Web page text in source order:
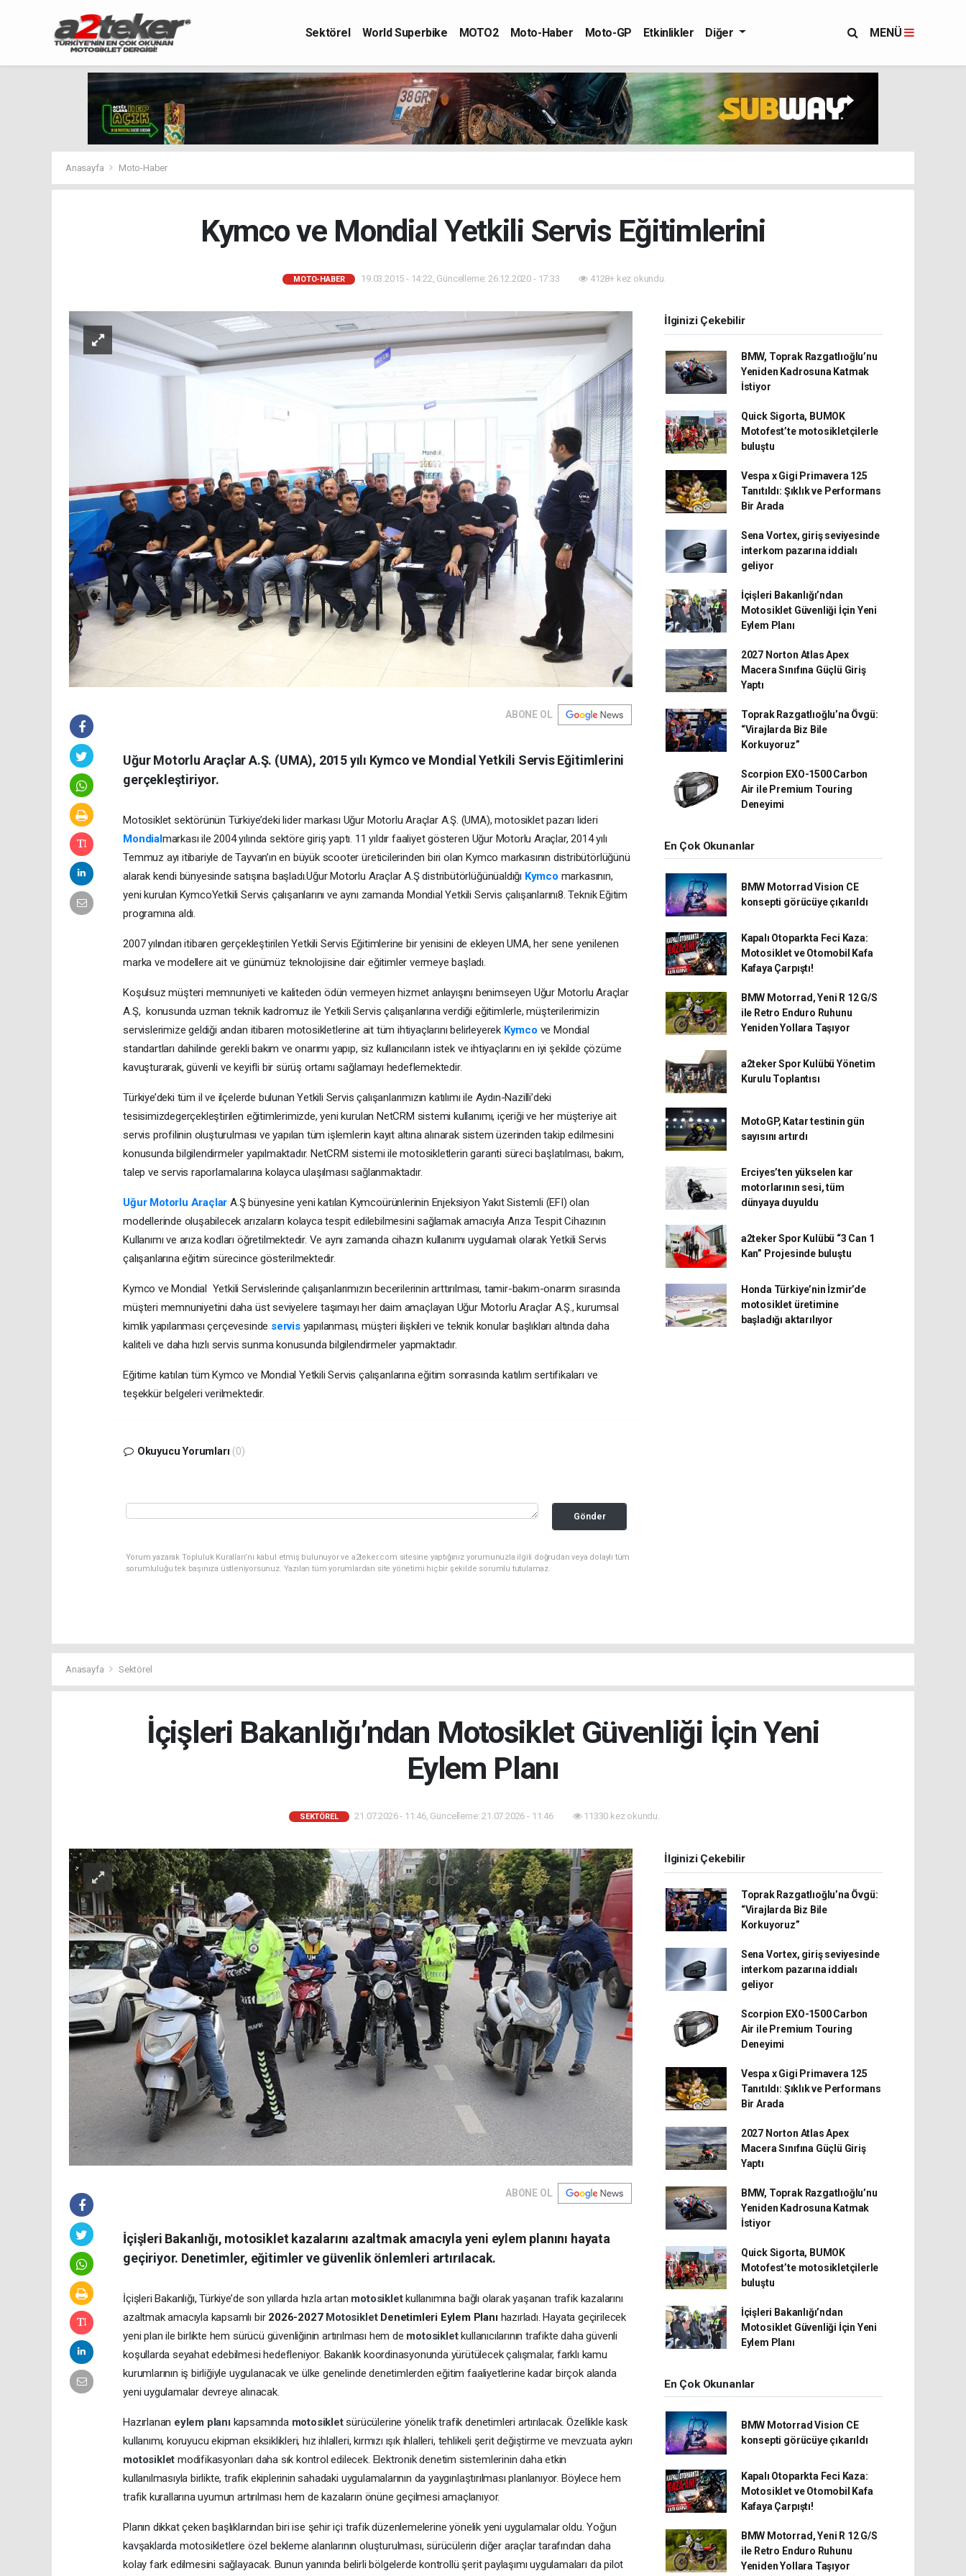
Sektörel World Superbike MOTO2 Moto-Haber Moto-GP Etkinlikler Diğer MENÜ
Anasayfa Moto-Haber
Kymco ve Mondial Yetkili Servis Eğitimlerini
MOTO-HABER 19.03.2015 - 14:22, Güncelleme: 26.12.2020 - 17:33 4128+ kez okundu.
ABONE OL
Uğur Motorlu Araçlar A.Ş. (UMA), 2015 yılı Kymco ve Mondial Yetkili Servis Eğitimlerini
gerçekleştiriyor.
Motosiklet sektörünün Türkiye’deki lider markası Uğur Motorlu Araçlar A.Ş. (UMA), motosiklet pazarı lideri
Mondialmarkası ile 2004 yılında sektöre giriş yaptı. 11 yıldır faaliyet gösteren Uğur Motorlu Araçlar, 2014 yılı
Temmuz ayı itibariyle de Tayvan’ın en büyük scooter üreticilerinden biri olan Kymco markasının distribütörlüğünü
alarak kendi bünyesinde satışına başladı.Uğur Motorlu Araçlar A.Ş distribütörlüğünüaldığı Kymco markasının,
yeni kurulan KymcoYetkili Servis çalışanlarını ve aynı zamanda Mondial Yetkili Servis çalışanlarını8. Teknik Eğitim
programına aldı.
2007 yılından itibaren gerçekleştirilen Yetkili Servis Eğitimlerine bir yenisini de ekleyen UMA, her sene yenilenen
marka ve modellere ait ve günümüz teknolojisine dair eğitimler vermeye başladı.
Koşulsuz müşteri memnuniyeti ve kaliteden ödün vermeyen hizmet anlayışını benimseyen Uğur Motorlu Araçlar
A.Ş, konusunda uzman teknik kadromuz ile Yetkili Servis çalışanlarına verdiği eğitimlerle, müşterilerimizin
servislerimize geldiği andan itibaren motosikletlerine ait tüm ihtiyaçlarını belirleyerek Kymco ve Mondial
standartları dahilinde gerekli bakım ve onarımı yapıp, siz kullanıcıların istek ve ihtiyaçlarını en iyi şekilde çözüme
kavuşturarak, güvenli ve keyifli bir sürüş ortamı sağlamayı hedeflemektedir.
Türkiye’deki tüm il ve ilçelerde bulunan Yetkili Servis çalışanlarımızın katılımı ile Aydın-Nazilli’deki
tesisimizdegerçekleştirilen eğitimlerimizde, yeni kurulan NetCRM sistemi kullanımı, içeriği ve her müşteriye ait
servis profilinin oluşturulması ve yapılan tüm işlemlerin kayıt altına alınarak sistem üzerinden takip edilmesini
konusunda bilgilendirmeler yapılmaktadır. NetCRM sistemi ile motosikletlerin garanti süreci başlatılması, bakım,
talep ve servis raporlamalarına kolayca ulaşılması sağlanmaktadır.
Uğur Motorlu Araçlar A.Ş bünyesine yeni katılan Kymcoürünlerinin Enjeksiyon Yakıt Sistemli (EFI) olan
modellerinde oluşabilecek arızaların kolayca tespit edilebilmesini sağlamak amacıyla Arıza Tespit Cihazının
Kullanımı ve arıza kodları öğretilmektedir. Ve aynı zamanda cihazın kullanımı uygulamalı olarak Yetkili Servis
çalışanlarına eğitim sürecince gösterilmektedir.
Kymco ve Mondial Yetkili Servislerinde çalışanlarımızın becerilerinin arttırılması, tamir-bakım-onarım sırasında
müşteri memnuniyetini daha üst seviyelere taşımayı her daim amaçlayan Uğur Motorlu Araçlar A.Ş., kurumsal
kimlik yapılanması çerçevesinde servisyapılanması, müşteri ilişkileri ve teknik konular başlıkları altında daha
kaliteli ve daha hızlı servis sunma konusunda bilgilendirmeler yapmaktadır.
Eğitime katılan tüm Kymco ve Mondial Yetkili Servis çalışanlarına eğitim sonrasında katılım sertifikaları ve
teşekkür belgeleri verilmektedir.
Okuyucu Yorumları (0)
Gönder
Yorum yazarak Topluluk Kuralları’nı kabul etmiş bulunuyor ve a2teker.com sitesine yaptığınız yorumunuzla ilgili doğrudan veya dolaylı tüm
sorumluluğu tek başınıza üstleniyorsunuz. Yazılan tüm yorumlardan site yönetimi hiçbir şekilde sorumlu tutulamaz.
İlginizi Çekebilir
BMW, Toprak Razgatlıoğlu’nu
Yeniden Kadrosuna Katmak
İstiyor
Quick Sigorta, BUMOK
Motofest’te motosikletçilerle
buluştu
Vespa x Gigi Primavera 125
Tanıtıldı: Şıklık ve Performans
Bir Arada
Sena Vortex, giriş seviyesinde
interkom pazarına iddialı
geliyor
İçişleri Bakanlığı’ndan
Motosiklet Güvenliği İçin Yeni
Eylem Planı
2027 Norton Atlas Apex
Macera Sınıfına Güçlü Giriş
Yaptı
Toprak Razgatlıoğlu’na Övgü:
“Virajlarda Biz Bile
Korkuyoruz”
Scorpion EXO-1500 Carbon
Air ile Premium Touring
Deneyimi
En Çok Okunanlar
BMW Motorrad Vision CE
konsepti görücüye çıkarıldı
Kapalı Otoparkta Feci Kaza:
Motosiklet ve Otomobil Kafa
Kafaya Çarpıştı!
BMW Motorrad, Yeni R 12 G/S
ile Retro Enduro Ruhunu
Yeniden Yollara Taşıyor
a2teker Spor Kulübü Yönetim
Kurulu Toplantısı
MotoGP, Katar testinin gün
sayısını artırdı
Erciyes’ten yükselen kar
motorlarının sesi, tüm
dünyaya duyuldu
a2teker Spor Kulübü “3 Can 1
Kan” Projesinde buluştu
Honda Türkiye’nin İzmir’de
motosiklet üretimine
başladığı aktarılıyor
Anasayfa Sektörel
İçişleri Bakanlığı’ndan Motosiklet Güvenliği İçin Yeni
Eylem Planı
SEKTÖREL 21.07.2026 - 11:46, Güncelleme: 21.07.2026 - 11:46 11330 kez okundu.
ABONE OL
İçişleri Bakanlığı, motosiklet kazalarını azaltmak amacıyla yeni eylem planını hayata
geçiriyor. Denetimler, eğitimler ve güvenlik önlemleri artırılacak.
İçişleri Bakanlığı, Türkiye’de son yıllarda hızla artan motosikletkullanımına bağlı olarak yaşanan trafik kazalarını
azaltmak amacıyla kapsamlı bir 2026-2027 Motosiklet Denetimleri Eylem Planıhazırladı. Hayata geçirilecek
yeni plan ile birlikte hem sürücü güvenliğinin artırılması hem de motosikletkullanıcılarının trafikte daha güvenli
koşullarda seyahat edebilmesi hedefleniyor. Bakanlık koordinasyonunda yürütülecek çalışmalar, farklı kamu
kurumlarının iş birliğiyle uygulanacak ve ülke genelinde denetimlerden eğitim faaliyetlerine kadar birçok alanda
yeni uygulamalar devreye alınacak.
Hazırlanan eylem planı kapsamında motosikletsürücülerine yönelik trafik denetimleri artırılacak. Özellikle kask
kullanımı, koruyucu ekipman eksiklikleri, hız ihlalleri, kırmızı ışık ihlalleri, tehlikeli şerit değiştirme ve mevzuata aykırı
motosiklet modifikasyonları daha sık kontrol edilecek. Elektronik denetim sistemlerinin daha etkin
kullanılmasıyla birlikte, trafik ekiplerinin sahadaki uygulamalarının da yaygınlaştırılması planlanıyor. Böylece hem
trafik kurallarına uyumun artırılması hem de kazaların önüne geçilmesi amaçlanıyor.
Planın dikkat çeken başlıklarından biri ise şehir içi trafik düzenlemelerine yönelik yeni uygulamalar oldu. Yoğun
kavşaklarda motosikletlere özel bekleme alanlarının oluşturulması, sürücülerin diğer araçlar tarafından daha
kolay fark edilmesini sağlayacak. Bunun yanında belirli bölgelerde kontrollü şerit paylaşımı uygulamaları da pilot
İlginizi Çekebilir
Toprak Razgatlıoğlu’na Övgü:
“Virajlarda Biz Bile
Korkuyoruz”
Sena Vortex, giriş seviyesinde
interkom pazarına iddialı
geliyor
Scorpion EXO-1500 Carbon
Air ile Premium Touring
Deneyimi
Vespa x Gigi Primavera 125
Tanıtıldı: Şıklık ve Performans
Bir Arada
2027 Norton Atlas Apex
Macera Sınıfına Güçlü Giriş
Yaptı
BMW, Toprak Razgatlıoğlu’nu
Yeniden Kadrosuna Katmak
İstiyor
Quick Sigorta, BUMOK
Motofest’te motosikletçilerle
buluştu
İçişleri Bakanlığı’ndan
Motosiklet Güvenliği İçin Yeni
Eylem Planı
En Çok Okunanlar
BMW Motorrad Vision CE
konsepti görücüye çıkarıldı
Kapalı Otoparkta Feci Kaza:
Motosiklet ve Otomobil Kafa
Kafaya Çarpıştı!
BMW Motorrad, Yeni R 12 G/S
ile Retro Enduro Ruhunu
Yeniden Yollara Taşıyor